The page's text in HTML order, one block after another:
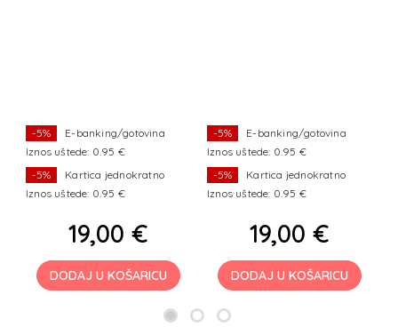
-5%
E-banking/gotovina
Iznos uštede: 0.95 €
-5%
Kartica jednokratno
Iznos uštede: 0.95 €
19,00 €
DODAJ U KOŠARICU
-5%
E-banking/gotovina
Iznos uštede: 0.95 €
-5%
Kartica jednokratno
Iznos uštede: 0.95 €
19,00 €
DODAJ U KOŠARICU